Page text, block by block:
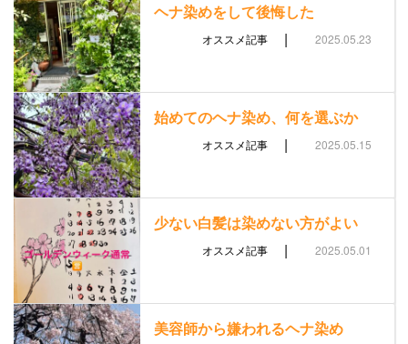
ヘナ染めをして後悔した
オススメ記事 | 2025.05.23
始めてのヘナ染め、何を選ぶか
オススメ記事 | 2025.05.15
少ない白髪は染めない方がよい
オススメ記事 | 2025.05.01
美容師から嫌われるヘナ染め